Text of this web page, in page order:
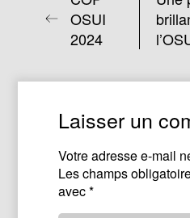
OSUI
2024
Laisser un
Votre adresse e-mail
Les champs
avec*